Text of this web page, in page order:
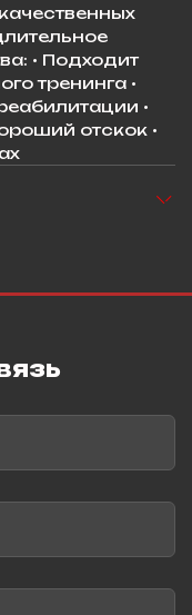
• Подходит
тренинга •
•
отскок •